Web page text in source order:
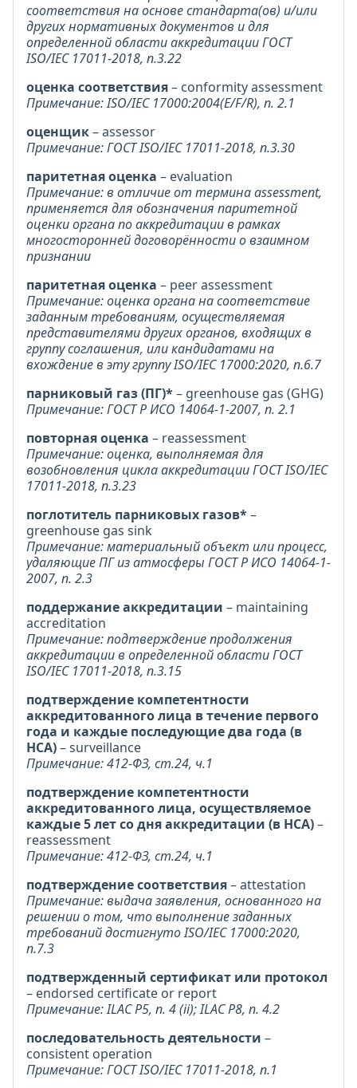
соответствия на основе стандарта(ов) и/или
других нормативных документов и для
определенной области аккредитации ГОСТ
ISO/IEC 17011-2018, п.3.22
оценка соответствия– conformity assessment
Примечание: ISO/IEC 17000:2004(E/F/R), п. 2.1
оценщик– assessor
Примечание: ГОСТ ISO/IEC 17011-2018, п.3.30
паритетная оценка – evaluation
Примечание: в отличие от термина assessment,
применяется для обозначения паритетной
оценки органа по аккредитации в рамках
многосторонней договорённости о взаимном
признании
паритетная оценка – peer assessment
Примечание: оценка органа на соответствие
заданным требованиям, осуществляемая
представителями других органов, входящих в
группу соглашения, или кандидатами на
вхождение в эту группу ISO/IEC 17000:2020, п.6.7
парниковый газ (ПГ)*– greenhouse gas (GHG)
Примечание: ГОСТ Р ИСО 14064-1-2007, п. 2.1
повторная оценка – reassessment
Примечание: оценка, выполняемая для
возобновления цикла аккредитации ГОСТ ISO/IEC
17011-2018, п.3.23
поглотитель парниковых газов*–
greenhouse gas sink
Примечание: материальный объект или процесс,
удаляющие ПГ из атмосферы ГОСТ Р ИСО 14064-1-
2007, п. 2.3
поддержание аккредитации – maintaining
accreditation
Примечание: подтверждение продолжения
аккредитации в определенной области ГОСТ
ISO/IEC 17011-2018, п.3.15
подтверждение компетентности
аккредитованного лица в течение первого
года и каждые последующие два года (в
НСА)– surveillance
Примечание: 412-ФЗ, ст.24, ч.1
подтверждение компетентности
аккредитованного лица, осуществляемое
каждые 5 лет со дня аккредитации (в НСА)–
reassessment
Примечание: 412-ФЗ, ст.24, ч.1
подтверждение соответствия– attestation
Примечание: выдача заявления, основанного на
решении о том, что выполнение заданных
требований достигнуто ISO/IEC 17000:2020,
п.7.3
подтвержденный сертификат или протокол
– endorsed certificate or report
Примечание: ILAC P5, п. 4 (ii); ILAC P8, п. 4.2
последовательность деятельности –
consistent operation
Примечание: ГОСТ ISO/IEC 17011-2018, п.1